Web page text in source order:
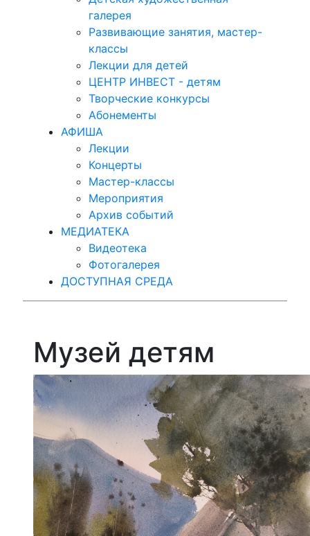
галерея
Развивающие занятия, мастер-
классы
Лекции для детей
ЦЕНТР ИНВЕСТ - детям
Творческие конкурсы
Абонементы
АФИША
Лекции
Концерты
Мастер-классы
Мероприятия
Архив событий
МЕДИАТЕКА
Видеотека
Фотогалерея
ДОСТУПНАЯ СРЕДА
Музей детям